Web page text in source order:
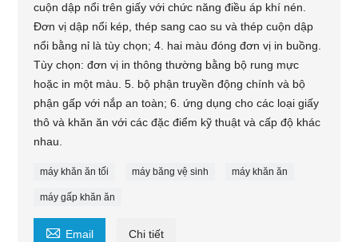
cuộn dập nổi trên giấy với chức năng điều áp khí nén.
Đơn vị dập nổi kép, thép sang cao su và thép cuộn dập
nổi bằng nỉ là tùy chọn; 4. hai màu đóng đơn vị in buồng.
Tùy chọn: đơn vị in thông thường bằng bộ rung mực
hoặc in một màu. 5. bộ phận truyền động chính và bộ
phận gấp với nắp an toàn; 6. ứng dụng cho các loại giấy
thô và khăn ăn với các đặc điểm kỹ thuật và cấp độ khác
nhau.
máy khăn ăn tối máy băng vệ sinh máy khăn ăn
máy gấp khăn ăn
 Email Chi tiết